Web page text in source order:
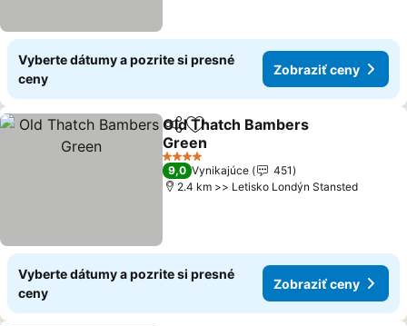
Vyberte dátumy a pozrite si presné
ceny
Zobraziť ceny
ZdieľaťPridať do obľúbených
Old Thatch Bambers
Green
Zobraziť ceny
4 Počet hviezdičiek
9,0 Vynikajúce
451
2.4 km >> Letisko Londýn Stansted
Vyberte dátumy a pozrite si presné
ceny
Zobraziť ceny